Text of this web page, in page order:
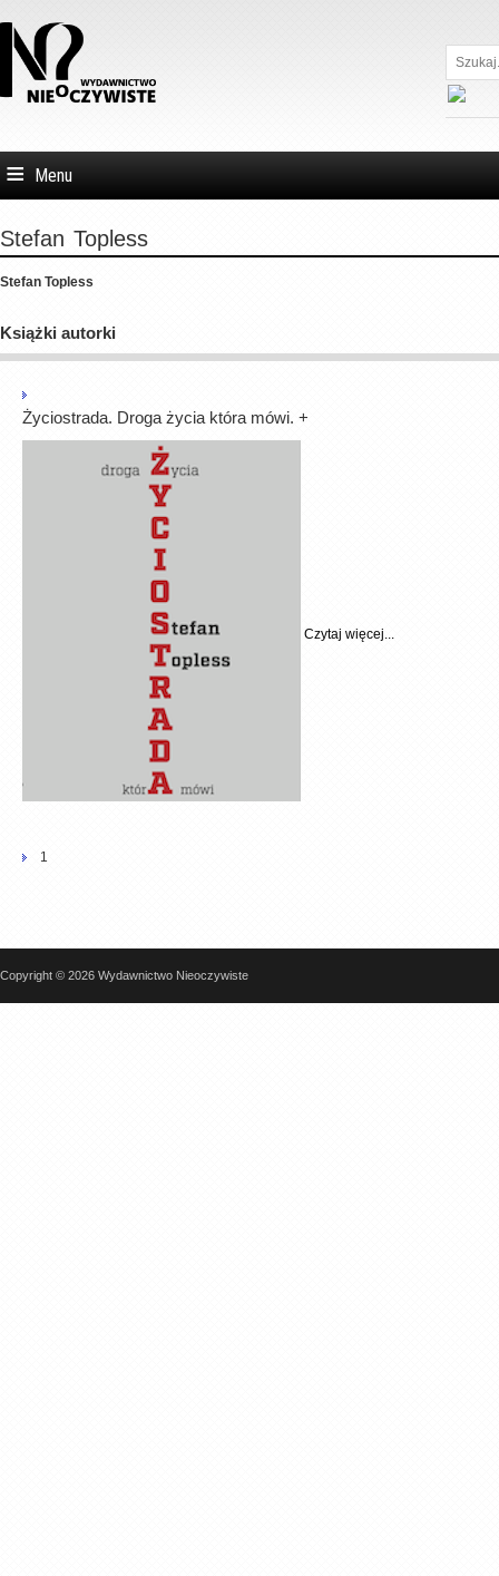
Szukaj...
Menu
Stefan Topless
Stefan Topless
Książki autorki
Życiostrada. Droga życia która mówi. +
Czytaj więcej...
1
Copyright © 2026 Wydawnictwo Nieoczywiste